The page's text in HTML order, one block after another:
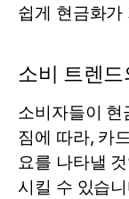
쉽게 현금화가
소비 트렌
소비자들이
짐에 따라, 카
요를 나타낼
시킬 수 있습